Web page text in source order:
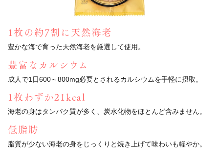
1枚の約7割に天然海老
豊かな海で育った天然海老を厳選して使用。
豊富なカルシウム
成人で1日600～800mg必要とされるカルシウムを手軽に摂取。
1枚わずか21kcal
海老の身はタンパク質が多く、炭水化物をほとんど含みません。
低脂肪
脂質が少ない海老の身をじっくりと焼き上げて味わいも軽やか。